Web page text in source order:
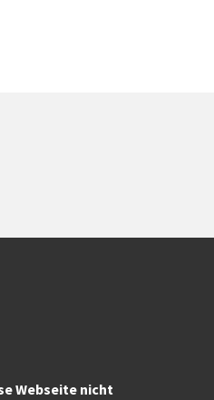
Webseite nicht